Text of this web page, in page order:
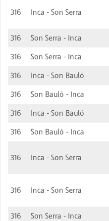
316 Inca - Son Serra
316 Son Serra - Inca
316
Son Serra - Inca
316
Inca - Son Bauló
316
Son Bauló - Inca
316
Inca - Son Bauló
316
Son Bauló - Inca
316 Inca - Son Serra
316 Inca - Son Serra
316 Son Serra - Inca